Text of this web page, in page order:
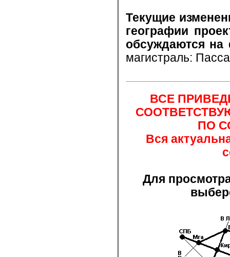
Текущие
географии
обсуждаются
магистраль:
ВСЕ
ПО
Вся
Для